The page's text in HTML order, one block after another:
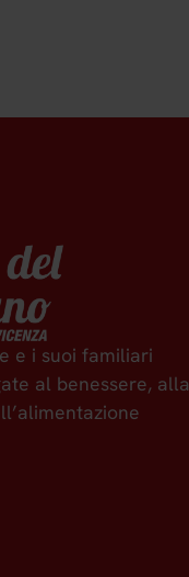
e i suoi familiari
al benessere, alla